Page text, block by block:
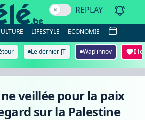
REPLAY
LIFESTYLE ECONOMIE
Le dernier JT Wap'innov I
veillée pour la paix
sur la Palestine